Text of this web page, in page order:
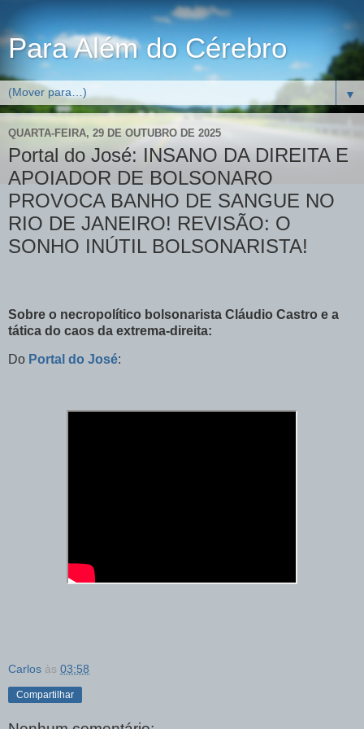
Para Além do Cérebro
▼
QUARTA-FEIRA, 29 DE OUTUBRO DE 2025
Portal do José: INSANO DA DIREITA E
APOIADOR DE BOLSONARO
PROVOCA BANHO DE SANGUE NO
RIO DE JANEIRO! REVISÃO: O
SONHO INÚTIL BOLSONARISTA!
Sobre o necropolítico bolsonarista Cláudio Castro e a
tática do caos da extrema-direita:
Do Portal do José:
Carlos às 03:58
Compartilhar